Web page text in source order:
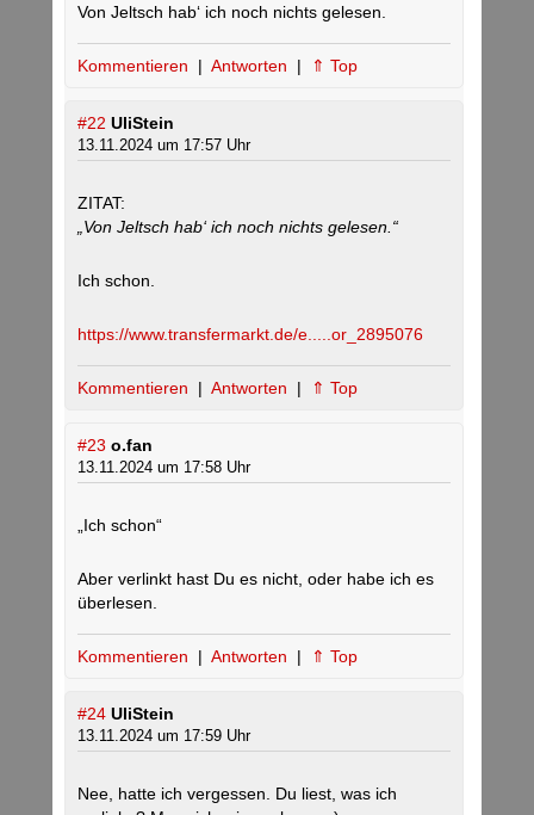
Von Jeltsch hab‘ ich noch nichts gelesen.
Kommentieren | Antworten | ⇑ Top
#22 UliStein
13.11.2024 um 17:57 Uhr
ZITAT:
„Von Jeltsch hab‘ ich noch nichts gelesen.“
Ich schon.
https://www.transfermarkt.de/e.....or_2895076
Kommentieren | Antworten | ⇑ Top
#23 o.fan
13.11.2024 um 17:58 Uhr
„Ich schon“
Aber verlinkt hast Du es nicht, oder habe ich es
überlesen.
Kommentieren | Antworten | ⇑ Top
#24 UliStein
13.11.2024 um 17:59 Uhr
Nee, hatte ich vergessen. Du liest, was ich